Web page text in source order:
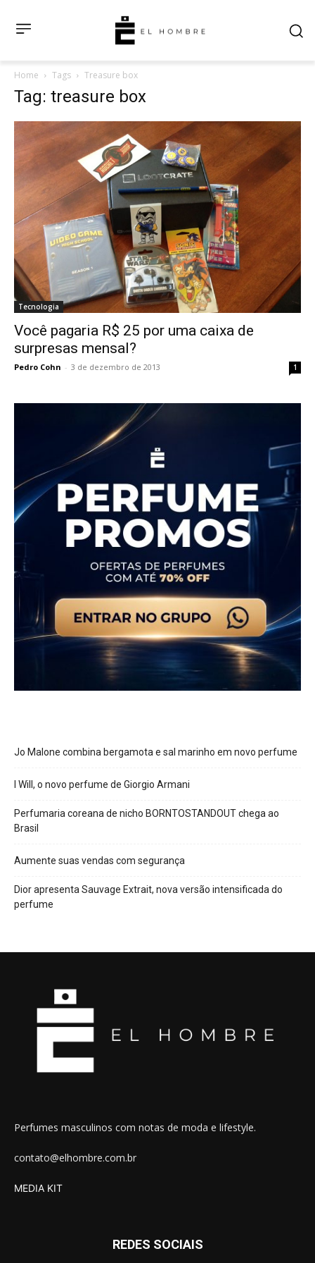
Home Tags Treasure box
Tag: treasure box
Tecnologia
Você pagaria R$ 25 por uma caixa de
surpresas mensal?
Pedro Cohn - 3 de dezembro de 2013 1
Jo Malone combina bergamota e sal marinho em novo perfume
I Will, o novo perfume de Giorgio Armani
Perfumaria coreana de nicho BORNTOSTANDOUT chega ao
Brasil
Aumente suas vendas com segurança
Dior apresenta Sauvage Extrait, nova versão intensificada do
perfume
Perfumes masculinos com notas de moda e lifestyle.
contato@elhombre.com.br
MEDIA KIT
REDES SOCIAIS